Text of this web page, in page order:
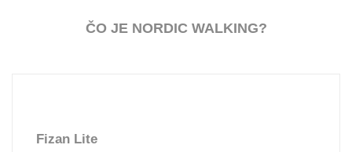
ČO JE NORDIC WALKING?
Fizan Lite